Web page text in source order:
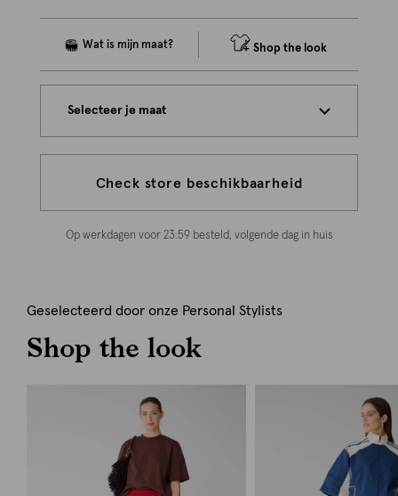
Shop the look
Selecteer je maat
Check store beschikbaarheid
Op werkdagen voor 23:59 besteld, volgende dag in huis
Geselecteerd door onze Personal Stylists
Shop the look